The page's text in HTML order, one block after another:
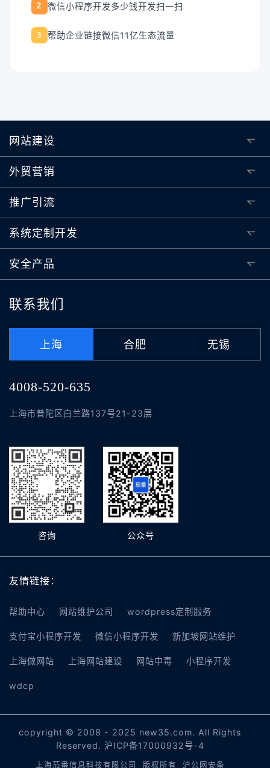
2 微信小程序开发多少钱开发扫一扫
3 帮助企业链接微信11亿生态流量
网站建设
外贸营销
推广引流
系统定制开发
安全产品
联系我们
上海 合肥 无锡
4008-520-635
上海市普陀区白兰路137号21-23层
咨询 公众号
友情链接：
帮助中心 网站维护公司 wordpress定制服务
支付宝小程序开发 微信小程序开发 新加坡网站维护
上海做网站 上海网站建设 网站中毒 小程序开发
wdcp
copyright © 2008 - 2025 new35.com. All Rights
Reserved. 沪ICP备17000932号-4
上海茄番信息科技有限公司 版权所有 沪公网安备